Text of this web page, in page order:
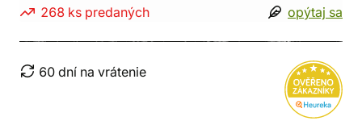
268 ks predaných opýtaj sa
60 dní na vrátenie